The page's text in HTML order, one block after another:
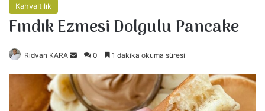
Kahvaltılık
Fındık Ezmesi Dolgulu Pancake
Ridvan KARA
r
e
0 1 dakika okuma süresi